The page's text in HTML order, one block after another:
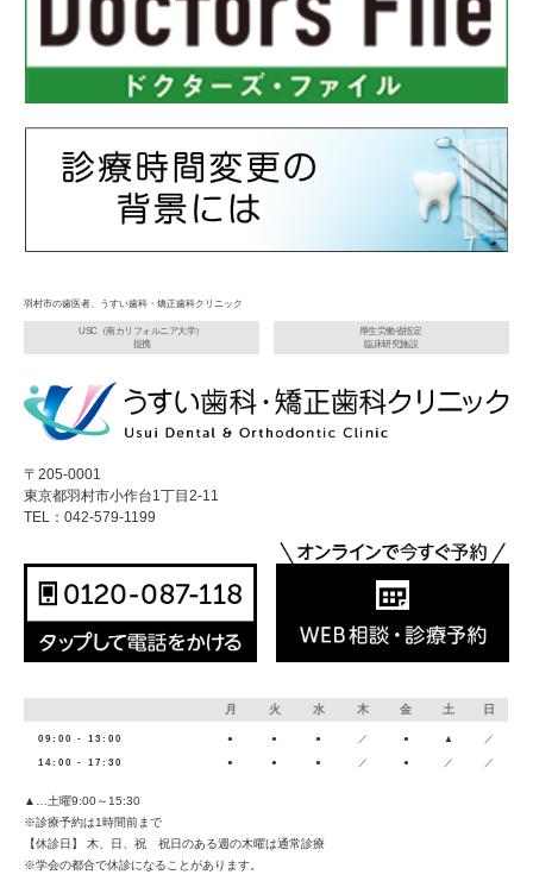
羽村市の歯医者、うすい歯科・矯正歯科クリニック
USC（南カリフォルニア大学）
提携
厚生労働省指定
臨床研究施設
〒205-0001
東京都羽村市小作台1丁目2-11
TEL：042-579-1199
月 火 水 木 金 土 日
09:00 - 13:00 ● ● ● ／ ● ▲ ／
14:00 - 17:30 ● ● ● ／ ● ／ ／
▲…土曜9:00～15:30
※診療予約は1時間前まで
【休診日】 木、日、祝 祝日のある週の木曜は通常診療
※学会の都合で休診になることがあります。